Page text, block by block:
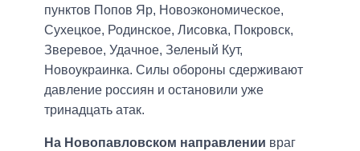
пунктов Попов Яр, Новоэкономическое,
Сухецкое, Родинское, Лисовка, Покровск,
Зверевое, Удачное, Зеленый Кут,
Новоукраинка. Силы обороны сдерживают
давление россиян и остановили уже
тринадцать атак.
На Новопавловском направлении враг